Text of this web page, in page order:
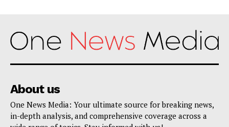
About us
One News Media: Your ultimate source for breaking news,
in-depth analysis, and comprehensive coverage across a